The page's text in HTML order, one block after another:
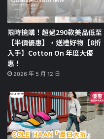
限時搶購！超過290款美品低至
【半價優惠】，送禮好物【8折
入手】Cotton On 年度大優
惠！
2026 年 5 月 12 日